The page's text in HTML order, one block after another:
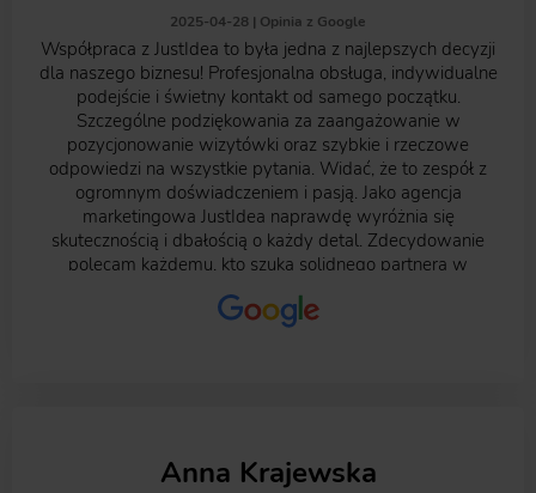
2025-04-28 | Opinia z Google
Współpraca z JustIdea to była jedna z najlepszych decyzji
dla naszego biznesu! Profesjonalna obsługa, indywidualne
podejście i świetny kontakt od samego początku.
Szczególne podziękowania za zaangażowanie w
pozycjonowanie wizytówki oraz szybkie i rzeczowe
odpowiedzi na wszystkie pytania. Widać, że to zespół z
ogromnym doświadczeniem i pasją. Jako agencja
marketingowa JustIdea naprawdę wyróżnia się
skutecznością i dbałością o każdy detal. Zdecydowanie
polecam każdemu, kto szuka solidnego partnera w
Anna Krajewska